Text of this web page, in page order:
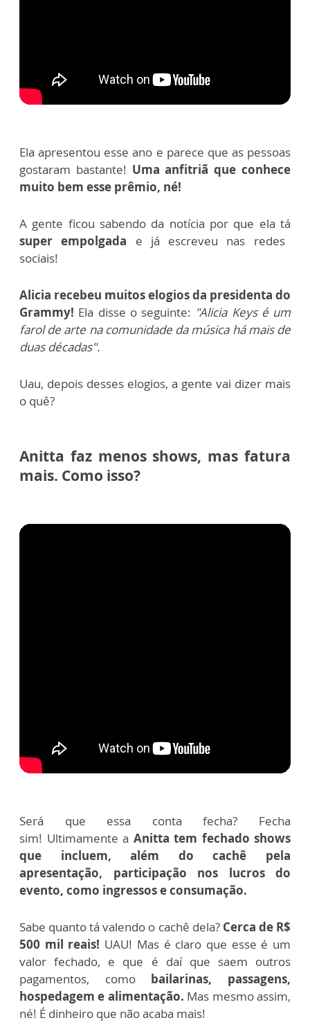
Ela apresentou esse ano e parece que as pessoas
gostaram bastante! Uma anfitriã que conhece
muito bem esse prêmio, né!
A gente ficou sabendo da notícia por que ela tá
super empolgada e já escreveu nas redes
sociais!
Alicia recebeu muitos elogios da presidenta do
Grammy! Ela disse o seguinte: "Alicia Keys é um
farol de arte na comunidade da música há mais de
duas décadas".
Uau, depois desses elogios, a gente vai dizer mais
o quê?
Anitta faz menos shows, mas fatura
mais. Como isso?
Será que essa conta fecha? Fecha
sim! Ultimamente a Anitta tem fechado shows
que incluem, além do cachê pela
apresentação, participação nos lucros do
evento, como ingressos e consumação.
Sabe quanto tá valendo o cachê dela? Cerca de R$
500 mil reais! UAU! Mas é claro que esse é um
valor fechado, e que é daí que saem outros
pagamentos, como bailarinas, passagens,
hospedagem e alimentação. Mas mesmo assim,
né! É dinheiro que não acaba mais!